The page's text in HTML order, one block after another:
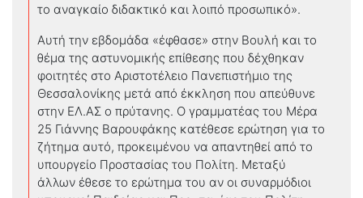
το αναγκαίο διδακτικό και λοιπό προσωπικό».
Αυτή την εβδομάδα «έφθασε» στην Βουλή και το
θέμα της αστυνομικής επίθεσης που δέχθηκαν
φοιτητές στο Αριστοτέλειο Πανεπιστήμιο της
Θεσσαλονίκης μετά από έκκληση που απεύθυνε
στην ΕΛ.ΑΣ ο πρύτανης. Ο γραμματέας του Μέρα
25 Γιάννης Βαρουφάκης κατέθεσε ερώτηση για το
ζήτημα αυτό, προκειμένου να απαντηθεί από το
υπουργείο Προστασίας του Πολίτη. Μεταξύ
άλλων έθεσε το ερώτημα του αν οι συναρμόδιοι